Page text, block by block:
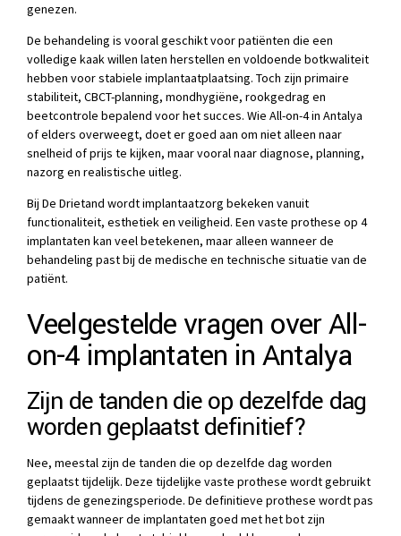
genezen.
De behandeling is vooral geschikt voor patiënten die een
volledige kaak willen laten herstellen en voldoende botkwaliteit
hebben voor stabiele implantaatplaatsing. Toch zijn primaire
stabiliteit, CBCT-planning, mondhygiëne, rookgedrag en
beetcontrole bepalend voor het succes. Wie All-on-4 in Antalya
of elders overweegt, doet er goed aan om niet alleen naar
snelheid of prijs te kijken, maar vooral naar diagnose, planning,
nazorg en realistische uitleg.
Bij De Drietand wordt implantaatzorg bekeken vanuit
functionaliteit, esthetiek en veiligheid. Een vaste prothese op 4
implantaten kan veel betekenen, maar alleen wanneer de
behandeling past bij de medische en technische situatie van de
patiënt.
Veelgestelde vragen over All-
on-4 implantaten in Antalya
Zijn de tanden die op dezelfde dag
worden geplaatst definitief?
Nee, meestal zijn de tanden die op dezelfde dag worden
geplaatst tijdelijk. Deze tijdelijke vaste prothese wordt gebruikt
tijdens de genezingsperiode. De definitieve prothese wordt pas
gemaakt wanneer de implantaten goed met het bot zijn